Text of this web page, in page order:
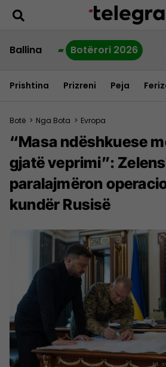
Ballina Botërori 2026
Prishtina Prizreni Peja
Botë > Nga Bota > Evropa
“Masa ndëshkuese
gjatë veprimi”:
paralajmëron
kundër Rusisë